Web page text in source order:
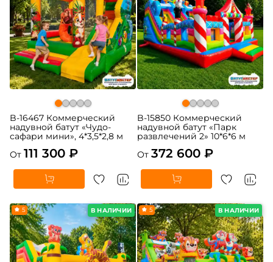
B-16467 Коммерческий
надувной батут «Чудо-
сафари мини», 4*3,5*2,8 м
От 111 300 ₽
B-15850 Коммерческий
надувной батут «Парк
развлечений 2» 10*6*6 м
От 372 600 ₽
В НАЛИЧИИ
5 В НАЛИЧИИ
5